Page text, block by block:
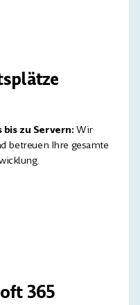
zu Servern: Wir
betreuen Ihre gesamte
365